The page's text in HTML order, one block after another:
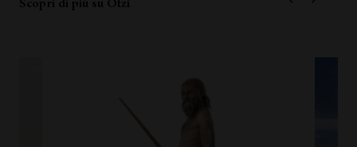
Scopri di più su Ötzi